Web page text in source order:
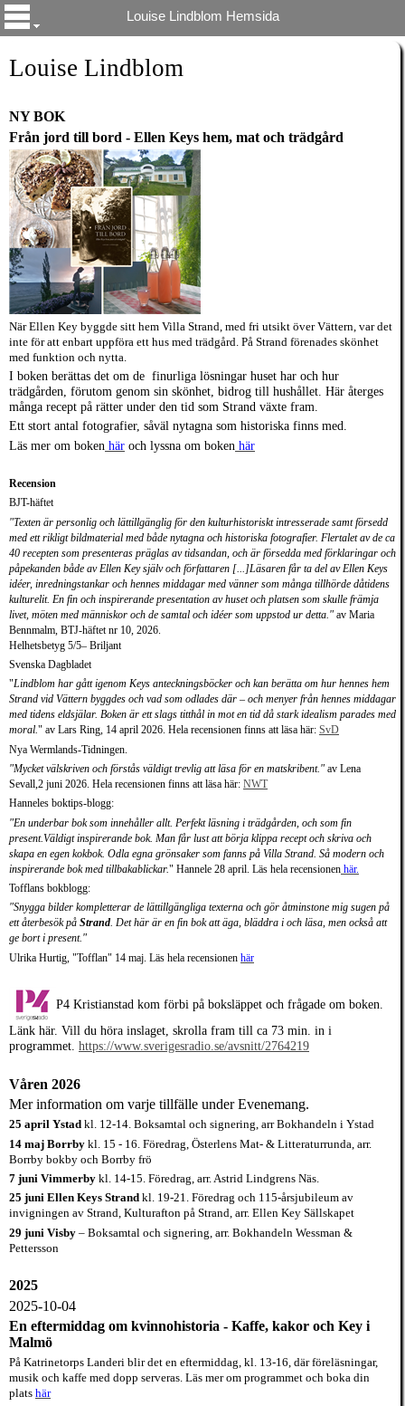
Louise Lindblom Hemsida
Louise Lindblom
NY BOK
Från jord till bord - Ellen Keys hem, mat och trädgård
När Ellen Key byggde sitt hem Villa Strand, med fri utsikt över ­Vättern, vardet
inte för att enbart uppföra ett hus med trädgård. På Strand förenades skönhet
med funktion och nytta.
I boken berättas det om de finurliga lösningar huset har och hur
trädgården, förutom genom sin skönhet, bidrog till hushållet. Här återges
många recept på rätter under den tid som Strand växte fram.
Ett stort antal fotografier, såväl nytagna som historiska finns med.
Läs mer om boken här och lyssna om boken här
Recension
BJT-häftet
"Texten är personlig och lättillgänglig för den kulturhistoriskt intresserade samt försedd
med ett rikligt bildmaterial med både nytagna och historiska fotografier. Flertalet av de ca
40 recepten som presenteras präglas av tidsandan, och är försedda med förklaringar och
påpekanden både av Ellen Key själv och författaren [...]Läsaren får ta del av Ellen Keys
idéer, inredningstankar och hennes middagar med vänner som många tillhörde dåtidens
kulturelit. En fin och inspirerande presentation av huset och platsen som skulle främja
livet, möten med människor och de samtal och idéer som uppstod ur detta." av Maria
Bennmalm, BTJ-häftet nr 10, 2026.
Helhetsbetyg 5/5– Briljant
Svenska Dagbladet
"Lindblom har gått igenom Keys anteckningsböcker och kan berätta om hur hennes hem
Strand vid Vättern byggdes och vad som odlades där – och menyer från hennes middagar
med tidens eldsjälar. Boken är ett slags titthål in mot en tid då stark idealism parades med
moral." av Lars Ring, 14 april 2026. Hela recensionen finns att läsa här: SvD
Nya Wermlands-Tidningen.
"Mycket välskriven och förstås väldigt trevlig att läsa för en matskribent." av Lena
Sevall,2 juni 2026. Hela recensionen finns att läsa här: NWT
Hanneles boktips-blogg:
"En underbar bok som innehåller allt. Perfekt läsning i trädgården, och som fin
present.Väldigt inspirerande bok. Man får lust att börja klippa recept och skriva och
skapa en egen kokbok. Odla egna grönsaker som fanns på Villa Strand. Så modern och
inspirerande bok med tillbakablickar." Hannele 28 april. Läs hela recensionen här.
Tofflans bokblogg:
"Snygga bilder kompletterar de lättillgängliga texterna och gör åtminstone mig sugen på
ett återbesök på Strand. Det här är en fin bok att äga, bläddra i och läsa, men också att
ge bort i present."
Ulrika Hurtig, "Tofflan" 14 maj. Läs hela recensionen här
P4 Kristianstad kom förbi på boksläppet och frågade om boken.
Länk här. Vill du höra inslaget, skrolla fram till ca 73 min. in i
programmet. https://www.sverigesradio.se/avsnitt/2764219
Våren 2026
Mer information om varje tillfälle under Evenemang.
25 april Ystad kl. 12-14. Boksamtal och signering, arr Bokhandeln i Ystad
14 maj Borrby kl. 15 - 16. Föredrag, Österlens Mat- & Litteraturrunda, arr.
Borrby bokby och Borrby frö
7 juni Vimmerby kl. 14-15. Föredrag, arr. Astrid Lindgrens Näs.
25 juni Ellen Keys Strand kl. 19-21. Föredrag och 115-årsjubileum av
invigningen av Strand, Kulturafton på Strand, arr. Ellen Key Sällskapet
29 juni Visby – Boksamtal och signering, arr. Bokhandeln Wessman &
Pettersson
2025
2025-10-04
En eftermiddag om kvinnohistoria - Kaffe, kakor och Key i
Malmö
På Katrinetorps Landeri blir det en eftermiddag, kl. 13-16, där föreläsningar,
musik och kaffe med dopp serveras. Läs mer om programmet och boka din
plats här